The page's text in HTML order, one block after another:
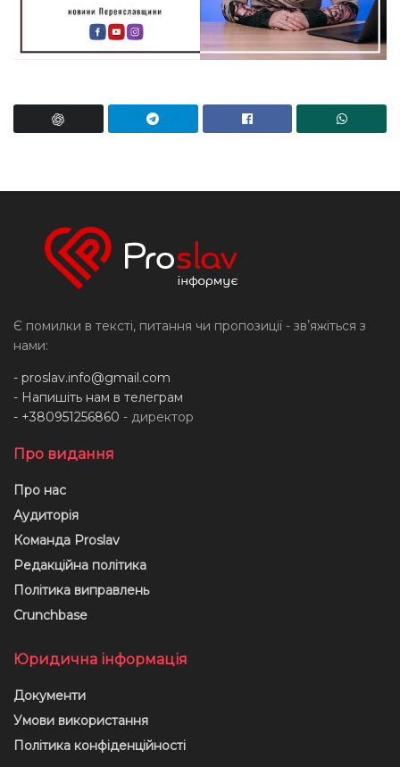
Є помилки в тексті, питання чи пропозиції - звʼяжіться з
нами:
- proslav.info@gmail.com
- Напишіть нам в телеграм
- +380951256860 - директор
Про видання
Про нас
Аудиторія
Команда Proslav
Редакційна політика
Політика виправлень
Crunchbase
Юридична інформація
Документи
Умови використання
Політика конфіденційності